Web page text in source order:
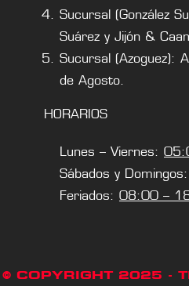
Sucursal (González
Suárez y Jijón &
Sucursal (Azoguez):
de Agosto.
HORARIOS
Lunes – Viernes:
Sábados y Domingos:
Feriados: 08:00 –
© COPYRIGHT 2025 -